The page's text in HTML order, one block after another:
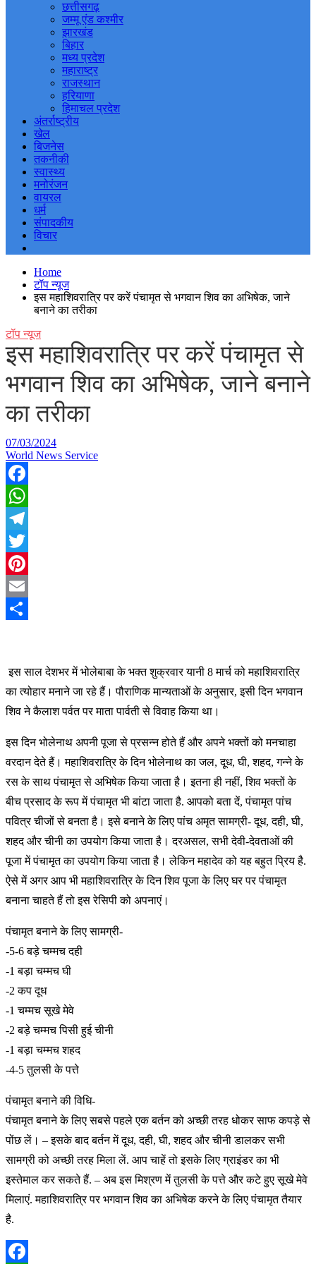
छत्तीसगढ़
जम्मू एंड कश्मीर
झारखंड
बिहार
मध्य प्रदेश
महाराष्ट्र
राजस्थान
हरियाणा
हिमाचल प्रदेश
अंतर्राष्ट्रीय
खेल
बिजनेस
तकनीकी
स्वास्थ्य
मनोरंजन
वायरल
धर्म
संपादकीय
विचार
Home
टॉप न्यूज
इस महाशिवरात्रि पर करें पंचामृत से भगवान शिव का अभिषेक, जाने
बनाने का तरीका
टॉप न्यूज
इस महाशिवरात्रि पर करें पंचामृत से
भगवान शिव का अभिषेक, जाने बनाने
का तरीका
07/03/2024
World News Service
Facebook
WhatsApp
Telegram
Twitter
Pinterest
Email
इस साल देशभर में भोलेबाबा के भक्त शुक्रवार यानी 8 मार्च को महाशिवरात्रि
का त्योहार मनाने जा रहे हैं। पौराणिक मान्यताओं के अनुसार, इसी दिन भगवान
शिव ने कैलाश पर्वत पर माता पार्वती से विवाह किया था।
इस दिन भोलेनाथ अपनी पूजा से प्रसन्न होते हैं और अपने भक्तों को मनचाहा
वरदान देते हैं। महाशिवरात्रि के दिन भोलेनाथ का जल, दूध, घी, शहद, गन्ने के
रस के साथ पंचामृत से अभिषेक किया जाता है। इतना ही नहीं, शिव भक्तों के
बीच प्रसाद के रूप में पंचामृत भी बांटा जाता है. आपको बता दें, पंचामृत पांच
पवित्र चीजों से बनता है। इसे बनाने के लिए पांच अमृत सामग्री- दूध, दही, घी,
शहद और चीनी का उपयोग किया जाता है। दरअसल, सभी देवी-देवताओं की
पूजा में पंचामृत का उपयोग किया जाता है। लेकिन महादेव को यह बहुत प्रिय है.
ऐसे में अगर आप भी महाशिवरात्रि के दिन शिव पूजा के लिए घर पर पंचामृत
बनाना चाहते हैं तो इस रेसिपी को अपनाएं।
पंचामृत बनाने के लिए सामग्री-
-5-6 बड़े चम्मच दही
-1 बड़ा चम्मच घी
-2 कप दूध
-1 चम्मच सूखे मेवे
-2 बड़े चम्मच पिसी हुई चीनी
-1 बड़ा चम्मच शहद
-4-5 तुलसी के पत्ते
पंचामृत बनाने की विधि-
पंचामृत बनाने के लिए सबसे पहले एक बर्तन को अच्छी तरह धोकर साफ कपड़े से
पोंछ लें। – इसके बाद बर्तन में दूध, दही, घी, शहद और चीनी डालकर सभी
सामग्री को अच्छी तरह मिला लें. आप चाहें तो इसके लिए ग्राइंडर का भी
इस्तेमाल कर सकते हैं. – अब इस मिश्रण में तुलसी के पत्ते और कटे हुए सूखे मेवे
मिलाएं. महाशिवरात्रि पर भगवान शिव का अभिषेक करने के लिए पंचामृत तैयार
है.